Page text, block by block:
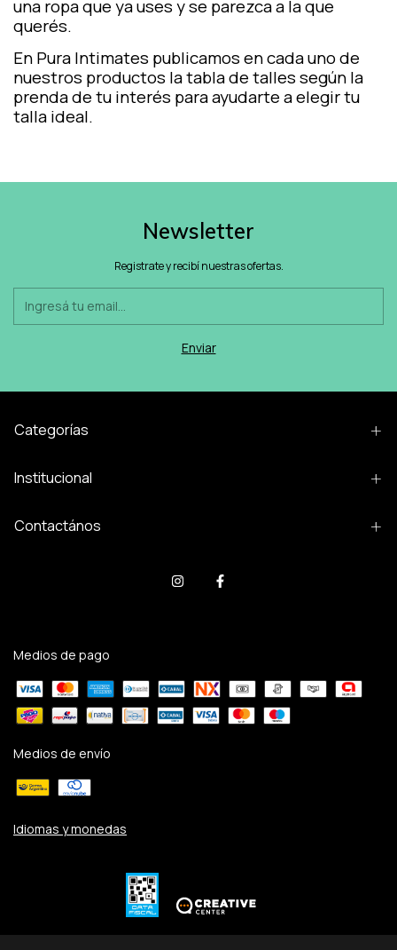
una ropa que ya uses y se parezca a la que
querés.
EnPura Intimates publicamos en cada uno de
nuestros productos la tabla de talles según la
prenda de tu interés para ayudarte a elegir tu
talla ideal.
Newsletter
Registrate y recibí nuestras ofertas.
Categorías
Institucional
Contactános
Medios de pago
Medios de envío
Idiomas y monedas